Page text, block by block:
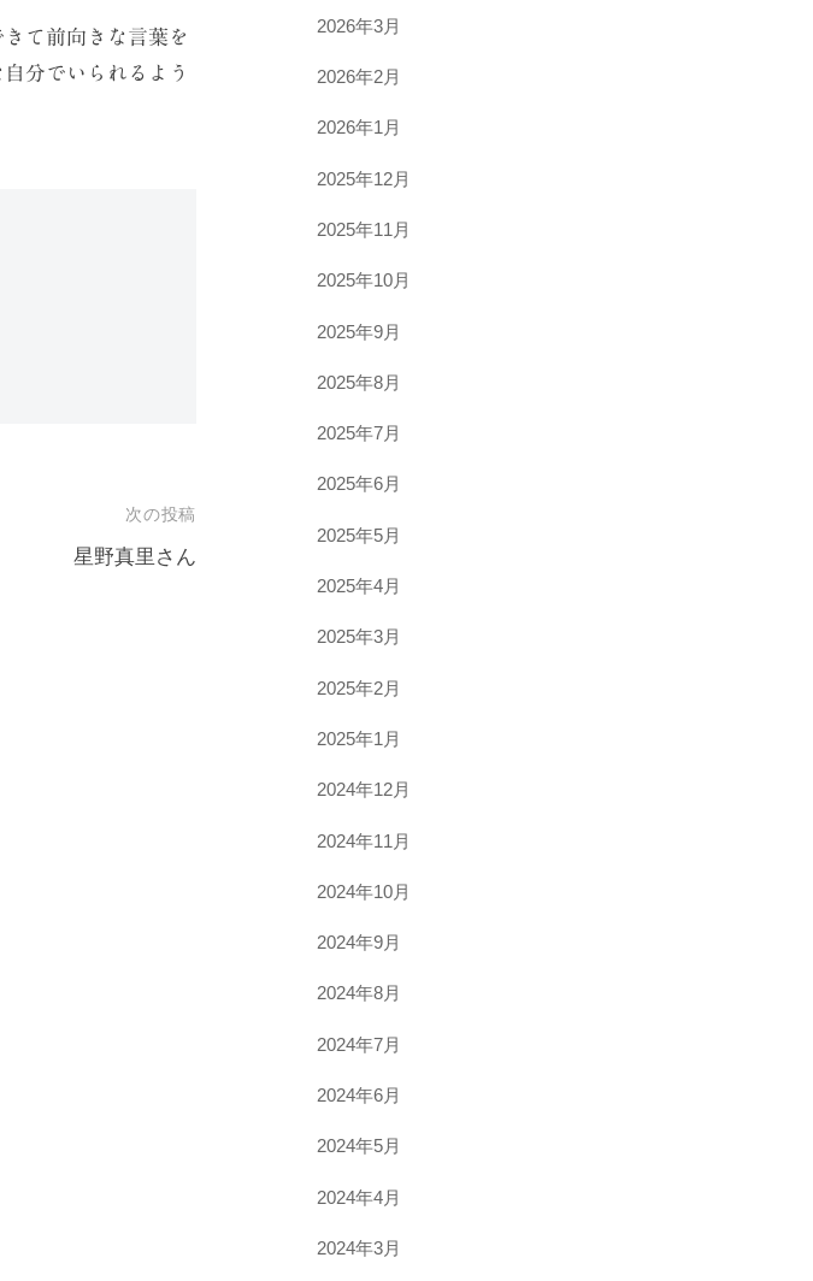
て前向きな言葉を
分でいられるよう
次の投稿
星野真里さん
2026年3月
2026年2月
2026年1月
2025年12月
2025年11月
2025年10月
2025年9月
2025年8月
2025年7月
2025年6月
2025年5月
2025年4月
2025年3月
2025年2月
2025年1月
2024年12月
2024年11月
2024年10月
2024年9月
2024年8月
2024年7月
2024年6月
2024年5月
2024年4月
2024年3月